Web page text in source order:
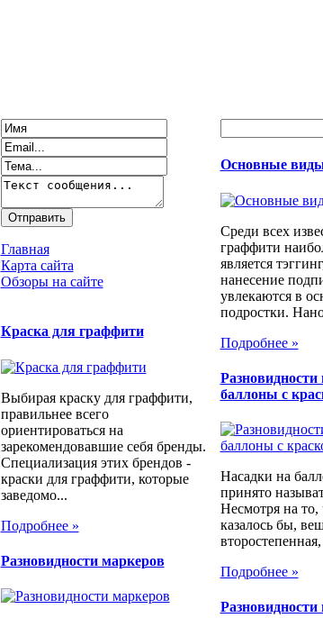
Главная
Карта сайта
Обзоры на сайте
Краска для граффити
Выбирая краску для граффити,
правильнее всего
ориентироваться на
зарекомендовавшие себя бренды.
Специализация этих брендов -
краски для граффити, которые
заведомо...
Подробнее »
Разновидности маркеров
Основные
Среди всех
граффити
является
нанесение
увлекаются в
подростки.
Подробнее »
Разновидности
баллоны с
Насадки на
принято
Несмотря на то,
казалось бы,
Подробнее »
Разновидности